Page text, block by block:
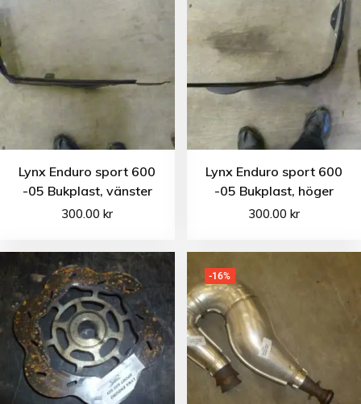
Lynx Enduro sport 600
-05 Bukplast, vänster
300.00kr
Lynx Enduro sport 600
-05 Bukplast, höger
300.00 kr
-16%